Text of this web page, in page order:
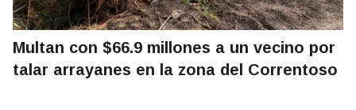
Multan con $66.9 millones a un vecino por
talar arrayanes en la zona del Correntoso